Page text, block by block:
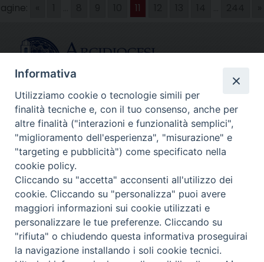
11
CONTATTI
info@fermodiocesi.it
pec:economato.diocesifermo@legalmail.it
SEGUICI SU
Facebook
Instagram
X YouTube
Feed
Copyright © Arcidiocesi di Fermo
Informativa
Utilizziamo cookie o tecnologie simili per
finalità tecniche e, con il tuo consenso, anche per
altre finalità ("interazioni e funzionalità semplici",
"miglioramento dell'esperienza", "misurazione" e
"targeting e pubblicità") come specificato nella
cookie policy.
Cliccando su "accetta" acconsenti all'utilizzo dei
cookie. Cliccando su "personalizza" puoi avere
maggiori informazioni sui cookie utilizzati e
personalizzare le tue preferenze. Cliccando su
"rifiuta" o chiudendo questa informativa proseguirai
la navigazione installando i soli cookie tecnici.